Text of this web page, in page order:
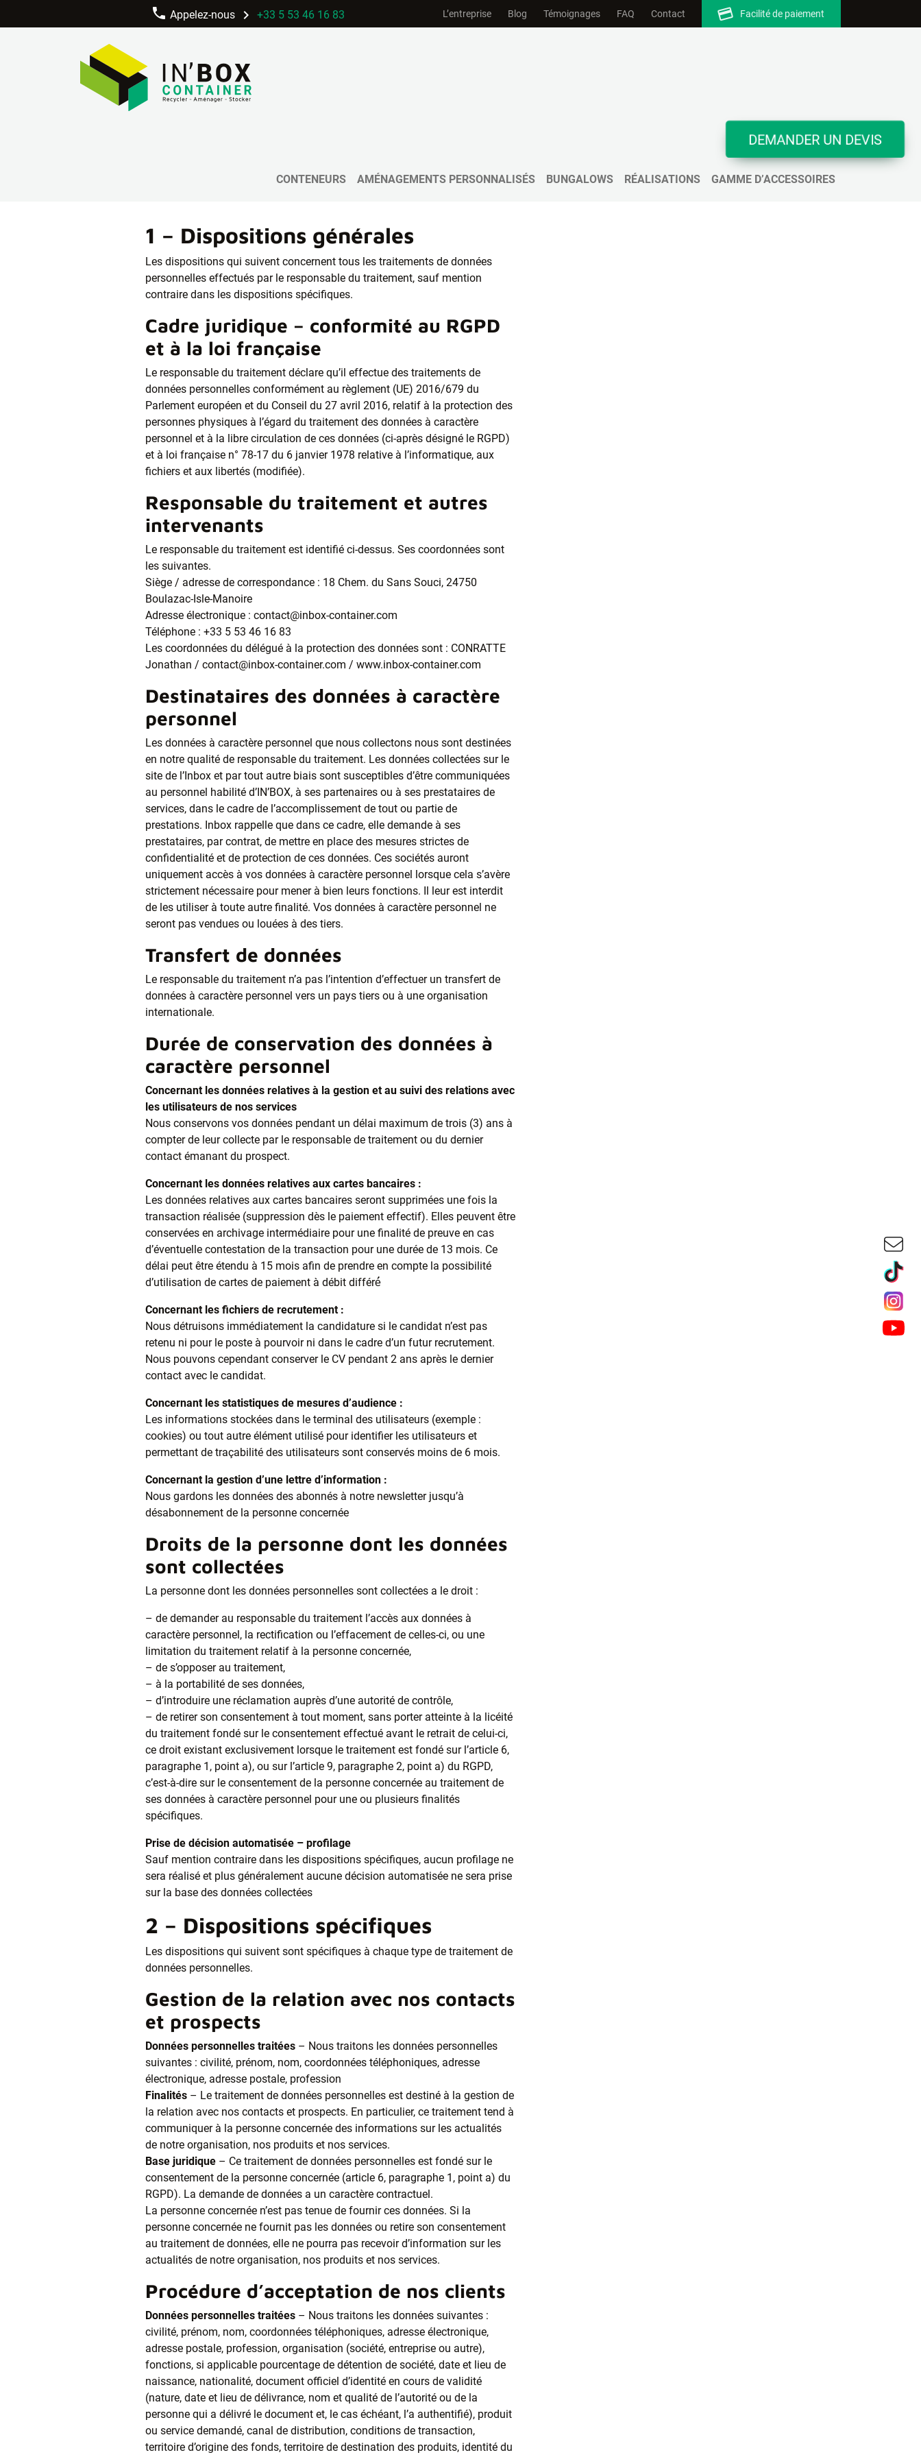
phone Appelez-nous chevron_right +33 5 53 46 16 83 L’entreprise Blog Témoignages FAQ Contact Facilité de paiement
CONTENEURS AMÉNAGEMENTS PERSONNALISÉS BUNGALOWS RÉALISATIONS GAMME D’ACCESSOIRES
Politique de confidentialité
1 – Dispositions générales
Les dispositions qui suivent concernent tous les traitements de données
personnelles effectués par le responsable du traitement, sauf mention
contraire dans les dispositions spécifiques.
Cadre juridique – conformité au RGPD
et à la loi française
Le responsable du traitement déclare qu’il effectue des traitements de
données personnelles conformément au règlement (UE) 2016/679 du
Parlement européen et du Conseil du 27 avril 2016, relatif à la protection des
personnes physiques à l’égard du traitement des données à caractère
personnel et à la libre circulation de ces données (ci-après désigné le RGPD)
et à loi française n° 78-17 du 6 janvier 1978 relative à l’informatique, aux
fichiers et aux libertés (modifiée).
Responsable du traitement et autres
intervenants
Le responsable du traitement est identifié ci-dessus. Ses coordonnées sont
les suivantes.
Siège / adresse de correspondance : 18 Chem. du Sans Souci, 24750
Boulazac-Isle-Manoire
Adresse électronique : contact@inbox-container.com
Téléphone : +33 5 53 46 16 83
Les coordonnées du délégué à la protection des données sont : CONRATTE
Jonathan / contact@inbox-container.com / www.inbox-container.com
Destinataires des données à caractère
personnel
Les données à caractère personnel que nous collectons nous sont destinées
en notre qualité de responsable du traitement. Les données collectées sur le
site de l’Inbox et par tout autre biais sont susceptibles d’être communiquées
au personnel habilité d’IN’BOX, à ses partenaires ou à ses prestataires de
services, dans le cadre de l’accomplissement de tout ou partie de
prestations. Inbox rappelle que dans ce cadre, elle demande à ses
prestataires, par contrat, de mettre en place des mesures strictes de
confidentialité et de protection de ces données. Ces sociétés auront
uniquement accès à vos données à caractère personnel lorsque cela s’avère
strictement nécessaire pour mener à bien leurs fonctions. Il leur est interdit
de les utiliser à toute autre finalité. Vos données à caractère personnel ne
seront pas vendues ou louées à des tiers.
Transfert de données
Le responsable du traitement n’a pas l’intention d’effectuer un transfert de
données à caractère personnel vers un pays tiers ou à une organisation
internationale.
Durée de conservation des données à
caractère personnel
Concernant les données relatives à la gestion et au suivi des relations avec
les utilisateurs de nos services
Nous conservons vos données pendant un délai maximum de trois (3) ans à
compter de leur collecte par le responsable de traitement ou du dernier
contact émanant du prospect.
Concernant les données relatives aux cartes bancaires :
Les données relatives aux cartes bancaires seront supprimées une fois la
transaction réalisée (suppression dès le paiement effectif). Elles peuvent être
conservées en archivage intermédiaire pour une finalité de preuve en cas
d’éventuelle contestation de la transaction pour une durée de 13 mois. Ce
délai peut être étendu à 15 mois afin de prendre en compte la possibilité
d’utilisation de cartes de paiement à débit différé́
Concernant les fichiers de recrutement :
Nous détruisons immédiatement la candidature si le candidat n’est pas
retenu ni pour le poste à pourvoir ni dans le cadre d’un futur recrutement.
Nous pouvons cependant conserver le CV pendant 2 ans après le dernier
contact avec le candidat.
Concernant les statistiques de mesures d’audience :
Les informations stockées dans le terminal des utilisateurs (exemple :
cookies) ou tout autre élément utilisé pour identifier les utilisateurs et
permettant de traçabilité des utilisateurs sont conservés moins de 6 mois.
Concernant la gestion d’une lettre d’information :
Nous gardons les données des abonnés à notre newsletter jusqu’à
désabonnement de la personne concernée
Droits de la personne dont les données
sont collectées
La personne dont les données personnelles sont collectées a le droit :
– de demander au responsable du traitement l’accès aux données à
caractère personnel, la rectification ou l’effacement de celles-ci, ou une
limitation du traitement relatif à la personne concernée,
– de s’opposer au traitement,
– à la portabilité de ses données,
– d’introduire une réclamation auprès d’une autorité de contrôle,
– de retirer son consentement à tout moment, sans porter atteinte à la licéité
du traitement fondé sur le consentement effectué avant le retrait de celui-ci,
ce droit existant exclusivement lorsque le traitement est fondé sur l’article 6,
paragraphe 1, point a), ou sur l’article 9, paragraphe 2, point a) du RGPD,
c’est-à-dire sur le consentement de la personne concernée au traitement de
ses données à caractère personnel pour une ou plusieurs finalités
spécifiques.
Prise de décision automatisée – profilage
Sauf mention contraire dans les dispositions spécifiques, aucun profilage ne
sera réalisé et plus généralement aucune décision automatisée ne sera prise
sur la base des données collectées
2 – Dispositions spécifiques
Les dispositions qui suivent sont spécifiques à chaque type de traitement de
données personnelles.
Gestion de la relation avec nos contacts
et prospects
Données personnelles traitées – Nous traitons les données personnelles
suivantes : civilité, prénom, nom, coordonnées téléphoniques, adresse
électronique, adresse postale, profession
Finalités – Le traitement de données personnelles est destiné à la gestion de
la relation avec nos contacts et prospects. En particulier, ce traitement tend à
communiquer à la personne concernée des informations sur les actualités
de notre organisation, nos produits et nos services.
Base juridique – Ce traitement de données personnelles est fondé sur le
consentement de la personne concernée (article 6, paragraphe 1, point a) du
RGPD). La demande de données a un caractère contractuel.
La personne concernée n’est pas tenue de fournir ces données. Si la
personne concernée ne fournit pas les données ou retire son consentement
au traitement de données, elle ne pourra pas recevoir d’information sur les
actualités de notre organisation, nos produits et nos services.
Procédure d’acceptation de nos clients
Données personnelles traitées – Nous traitons les données suivantes :
civilité, prénom, nom, coordonnées téléphoniques, adresse électronique,
adresse postale, profession, organisation (société, entreprise ou autre),
fonctions, si applicable pourcentage de détention de société, date et lieu de
naissance, nationalité, document officiel d’identité en cours de validité
(nature, date et lieu de délivrance, nom et qualité de l’autorité ou de la
personne qui a délivré le document et, le cas échéant, l’a authentifié), produit
ou service demandé, canal de distribution, conditions de transaction,
territoire d’origine des fonds, territoire de destination des produits, identité du
DEMANDER UN DEVIS